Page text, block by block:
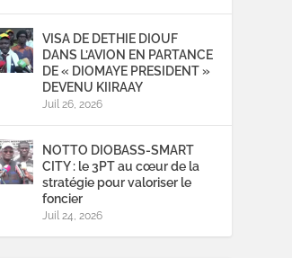
VISA DE DETHIE DIOUF
DANS L’AVION EN PARTANCE
DE « DIOMAYE PRESIDENT »
DEVENU KIIRAAY
Juil 26, 2026
NOTTO DIOBASS-SMART
CITY : le 3PT au cœur de la
stratégie pour valoriser le
foncier
Juil 24, 2026